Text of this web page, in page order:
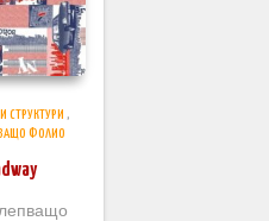
СТРУКТУРИ ,
ФОЛИО